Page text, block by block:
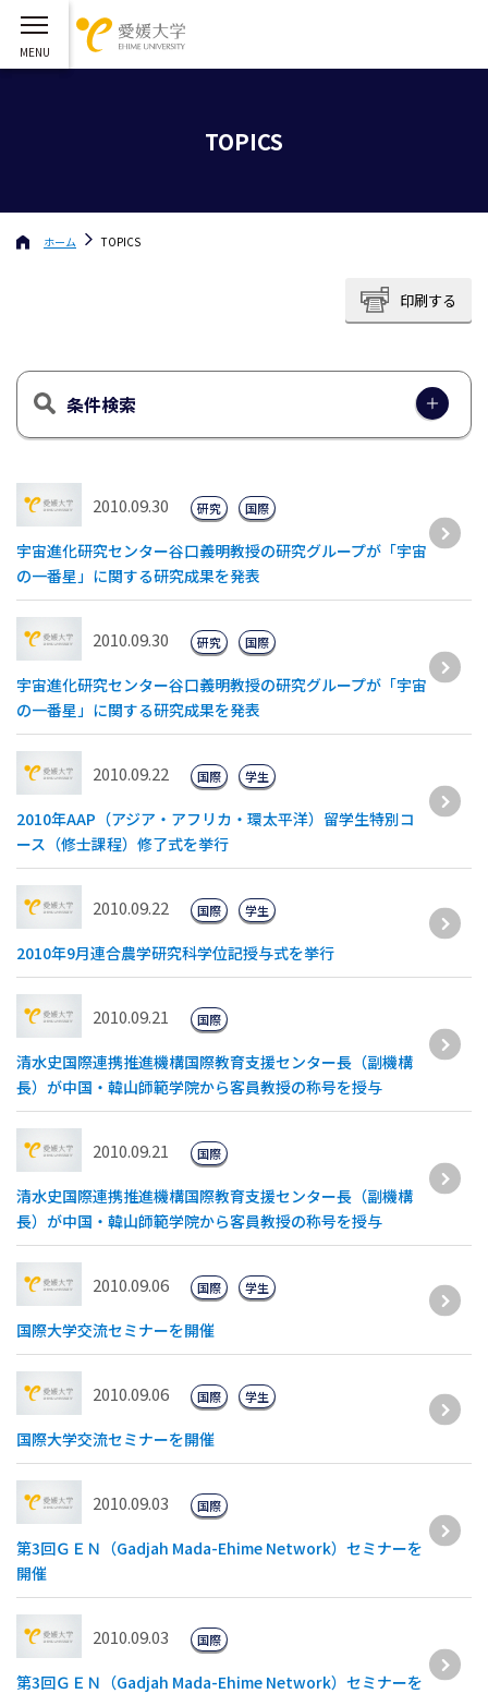
TOPICS
ホーム TOPICS
印刷する
条件検索
2010.09.30
宇宙進化研究センター谷口義明教授の研究グループが「宇宙
の一番星」に関する研究成果を発表
研究 国際
2010.09.30
宇宙進化研究センター谷口義明教授の研究グループが「宇宙
の一番星」に関する研究成果を発表
研究 国際
2010.09.22
2010年AAP（アジア・アフリカ・環太平洋）留学生特別コ
ース（修士課程）修了式を挙行
国際 学生
2010.09.22
2010年9月連合農学研究科学位記授与式を挙行
国際 学生
2010.09.21
清水史国際連携推進機構国際教育支援センター長（副機構
長）が中国・韓山師範学院から客員教授の称号を授与
国際
2010.09.21
清水史国際連携推進機構国際教育支援センター長（副機構
長）が中国・韓山師範学院から客員教授の称号を授与
国際
2010.09.06
国際大学交流セミナーを開催
国際 学生
2010.09.06
国際大学交流セミナーを開催
国際 学生
2010.09.03
第3回ＧＥＮ（Gadjah Mada-Ehime Network）セミナーを
開催
国際
2010.09.03
第3回ＧＥＮ（Gadjah Mada-Ehime Network）セミナーを
国際